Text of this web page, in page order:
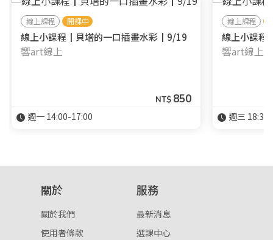
線上課程 開課中
線上小課程┃貝塔的一口插畫水彩┃9/19
響art線上
NT$ 850
週一 14:00-17:00
線上課程
線上小課
響art線上
週三
關於
關於我們
使用者條款
服務
最新消息
選課中心